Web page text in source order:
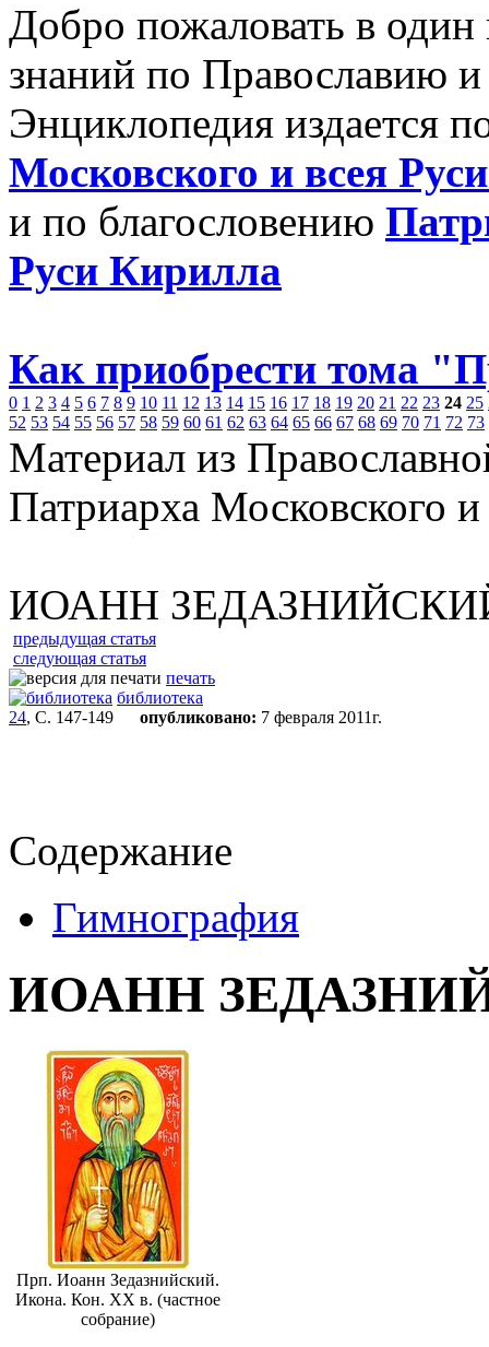
Добро пожаловать в
знаний по Православию
Энциклопедия издается
Московского и всея
и по благословению
Руси Кирилла
Как приобрести тома
0 1 2 3 4 5 6 7 8 9 10 11 12 13 14 15 16 17 18 19 20 21 22 23 24 25
52 53 54 55 56 57 58 59 60 61 62 63 64 65 66 67 68 69 70 71 72 73
Материал из
Патриарха Московского
ИОАНН
предыдущая статья
следующая статья
печать
библиотека
24, С. 147-149 опубликовано: 7 февраля 2011г.
Содержание
Гимнография
ИОАНН
Прп. Иоанн Зедазнийский.
Икона. Кон. XX в. (частное
собрание)